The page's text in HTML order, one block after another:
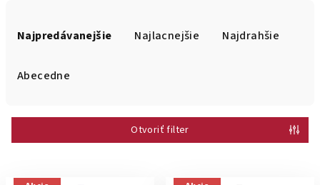
Najpredávanejšie Najlacnejšie Najdrahšie
Abecedne
Otvoriť filter
V